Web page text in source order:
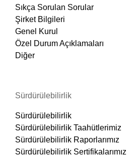
Sıkça Sorulan Sorular
Şirket Bilgileri
Genel Kurul
Özel Durum Açıklamaları
Diğer
Sürdürülebilirlik
Sürdürülebilirlik
Sürdürülebilirlik Taahütlerimiz
Sürdürülebilirlik Raporlarımız
Sürdürülebilirlik Sertifikalarımız